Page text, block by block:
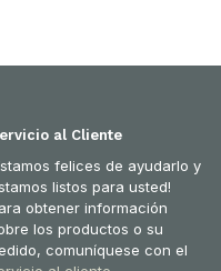
al Cliente
felices de ayudarlo y
listos para usted!
obtener información
los productos o su
comuníquese con el